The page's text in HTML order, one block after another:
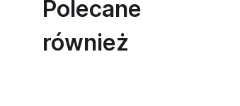
Polecane
również